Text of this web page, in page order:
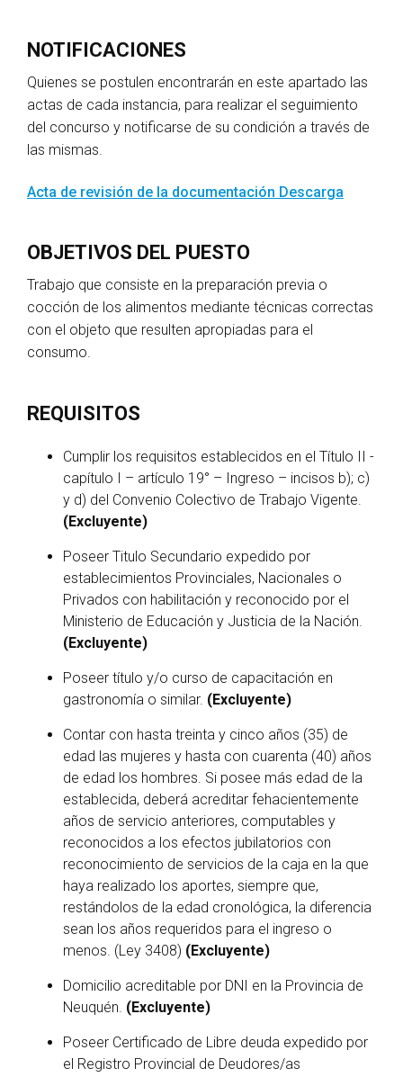
NOTIFICACIONES
Quienes se postulen encontrarán en este apartado las
actas de cada instancia, para realizar el seguimiento
del concurso y notificarse de su condición a través de
las mismas.
Acta de revisión de la documentación Descarga
OBJETIVOS DEL PUESTO
Trabajo que consiste en la preparación previa o
cocción de los alimentos mediante técnicas correctas
con el objeto que resulten apropiadas para el
consumo.
REQUISITOS
Cumplir los requisitos establecidos en el Título II -
capítulo I – artículo 19° – Ingreso – incisos b); c)
y d) del Convenio Colectivo de Trabajo Vigente.
(Excluyente)
Poseer Titulo Secundario expedido por
establecimientos Provinciales, Nacionales o
Privados con habilitación y reconocido por el
Ministerio de Educación y Justicia de la Nación.
(Excluyente)
Poseer título y/o curso de capacitación en
gastronomía o similar. (Excluyente)
Contar con hasta treinta y cinco años (35) de
edad las mujeres y hasta con cuarenta (40) años
de edad los hombres. Si posee más edad de la
establecida, deberá acreditar fehacientemente
años de servicio anteriores, computables y
reconocidos a los efectos jubilatorios con
reconocimiento de servicios de la caja en la que
haya realizado los aportes, siempre que,
restándolos de la edad cronológica, la diferencia
sean los años requeridos para el ingreso o
menos. (Ley 3408) (Excluyente)
Domicilio acreditable por DNI en la Provincia de
Neuquén. (Excluyente)
Poseer Certificado de Libre deuda expedido por
el Registro Provincial de Deudores/as